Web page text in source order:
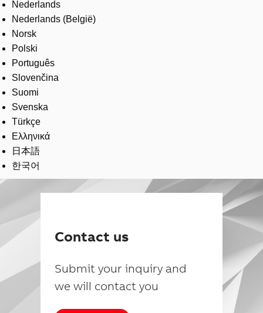
Nederlands
Nederlands (België)
Norsk
Polski
Português
Slovenčina
Suomi
Svenska
Türkçe
Ελληνικά
日本語
한국어
Contact us
Submit your inquiry and
we will contact you